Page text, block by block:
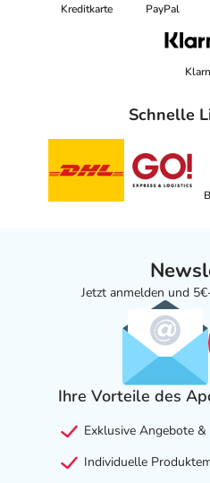
Kreditkarte PayPal
Schnelle
Jetzt anmelden und
Ihre Vorteile des
Exklusive Angebote &
Individuelle